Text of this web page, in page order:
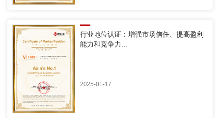
行业地位认证：增强市场信任、提高盈利
能力和竞争力...
2025-01-17